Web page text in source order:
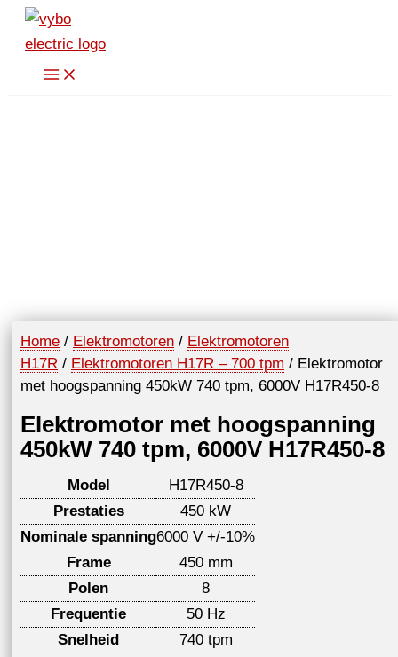
Spring
naar
Home / Elektromotoren / Elektromotoren
H17R / Elektromotoren H17R – 700 tpm / Elektromotor
met hoogspanning 450kW 740 tpm, 6000V H17R450-8
Elektromotor met hoogspanning
450kW 740 tpm, 6000V H17R450-8
Model
H17R450-8
Prestaties
450 kW
Nominale spanning6000 V +/-10%
Frame
450 mm
Polen
8
Frequentie
50 Hz
Snelheid
740 tpm